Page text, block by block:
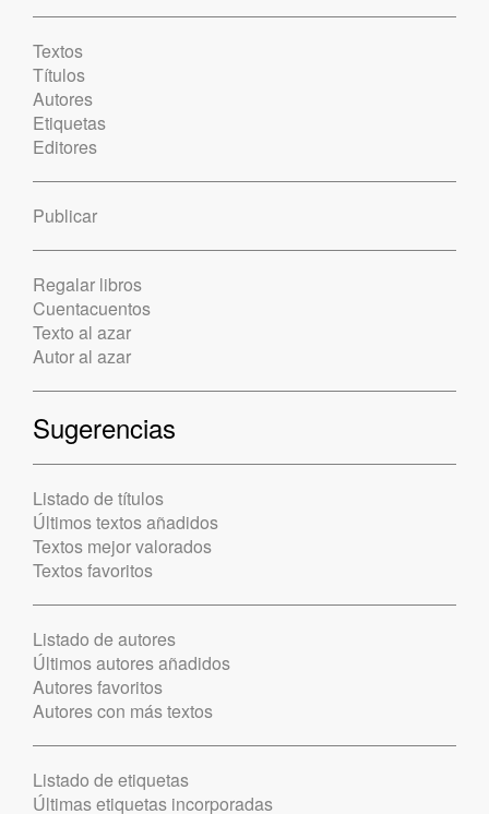
Textos
Títulos
Autores
Etiquetas
Editores
Publicar
Regalar libros
Cuentacuentos
Texto al azar
Autor al azar
Sugerencias
Listado de títulos
Últimos textos añadidos
Textos mejor valorados
Textos favoritos
Listado de autores
Últimos autores añadidos
Autores favoritos
Autores con más textos
Listado de etiquetas
Últimas etiquetas incorporadas